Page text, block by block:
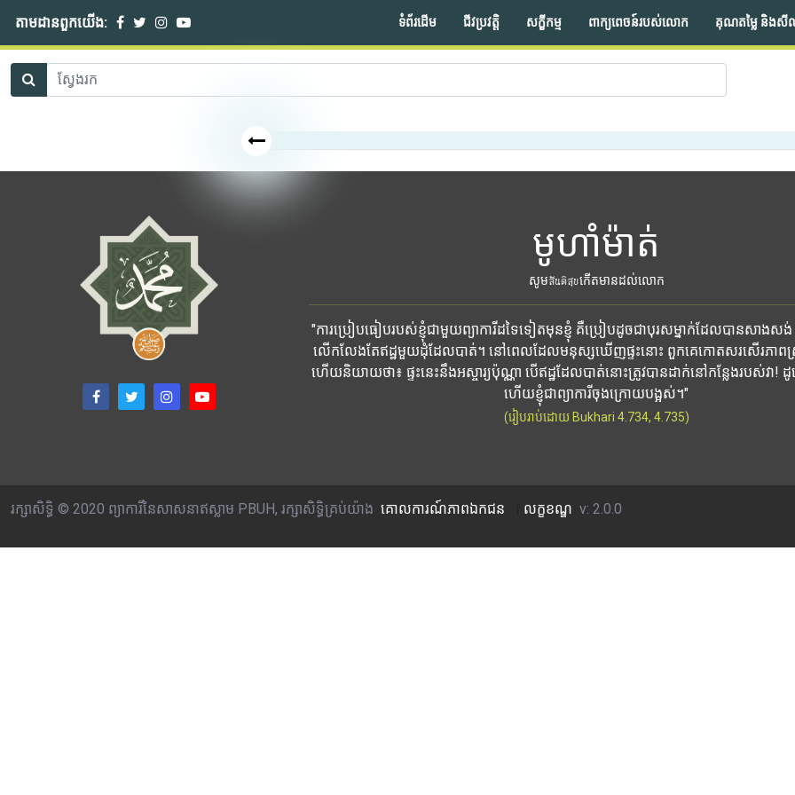
តាមដានពួកយើង: ទំព័រដើម ជីវប្រវត្តិ សក្ខីកម្ម ពាក្យពេចន៍របស់លោក គុណតម្លៃ និងសី
មូហាំម៉ាត់
សូមสันติสุขកើតមានដល់លោក
"ការប្រៀបធៀបរបស់ខ្ញុំជាមួយព្យាការីដទៃទៀតមុនខ្ញុំ គឺប្រៀបដូចជាបុរសម្នាក់ដែលបានសាងស
លើកលែងតែឥដ្ឋមួយដុំដែលបាត់។ នៅពេលដែលមនុស្សឃើញផ្ទះនោះ ពួកគេកោតសរសើរភាព
ហើយនិយាយថា៖ ផ្ទះនេះនឹងអស្ចារ្យប៉ុណ្ណា បើឥដ្ឋដែលបាត់នោះត្រូវបានដាក់នៅកន្លែងរបស់វា! ដូច្ន
ហើយខ្ញុំជាព្យាការីចុងក្រោយបង្អស់។"
(រៀបរាប់ដោយ Bukhari 4.734, 4.735)
រក្សាសិទ្ធិ © 2020 ព្យាការីនៃសាសនាឥស្លាម PBUH, រក្សាសិទ្ធិគ្រប់យ៉ាង គោលការណ៍​ភាព​ឯកជន លក្ខខណ្ឌ v: 2.0.0